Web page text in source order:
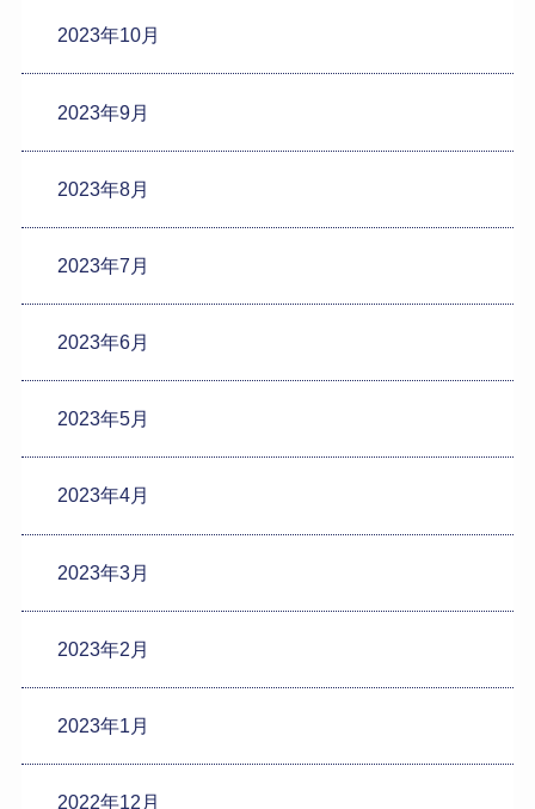
2023年10月
2023年9月
2023年8月
2023年7月
2023年6月
2023年5月
2023年4月
2023年3月
2023年2月
2023年1月
2022年12月